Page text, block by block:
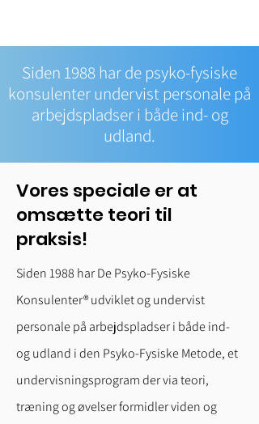
Siden 1988 har de psyko-fysiske
konsulenter undervist personale på
arbejdspladser i både ind- og
udland.
Vores speciale er at
omsætte teori til
praksis!
Siden 1988 har De Psyko-Fysiske
Konsulenter® udviklet og undervist
personale på arbejdspladser i både ind-
og udland i den Psyko-Fysiske Metode, et
undervisningsprogram der via teori,
træning og øvelser formidler viden og